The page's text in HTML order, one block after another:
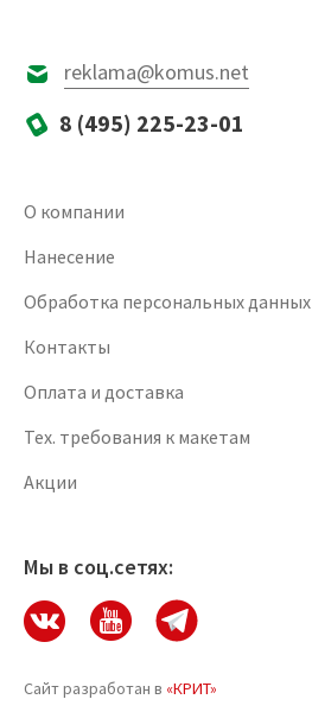
reklama@komus.net
8 (495) 225-23-01
О компании
Нанесение
Обработка персональных данных
Контакты
Оплата и доставка
Тех. требования к макетам
Акции
Мы в соц.сетях:
Сайт разработан в «КРИТ»